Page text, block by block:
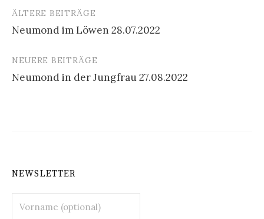
Beitragsnavigation
ÄLTERE BEITRÄGE
Neumond im Löwen 28.07.2022
NEUERE BEITRÄGE
Neumond in der Jungfrau 27.08.2022
NEWSLETTER